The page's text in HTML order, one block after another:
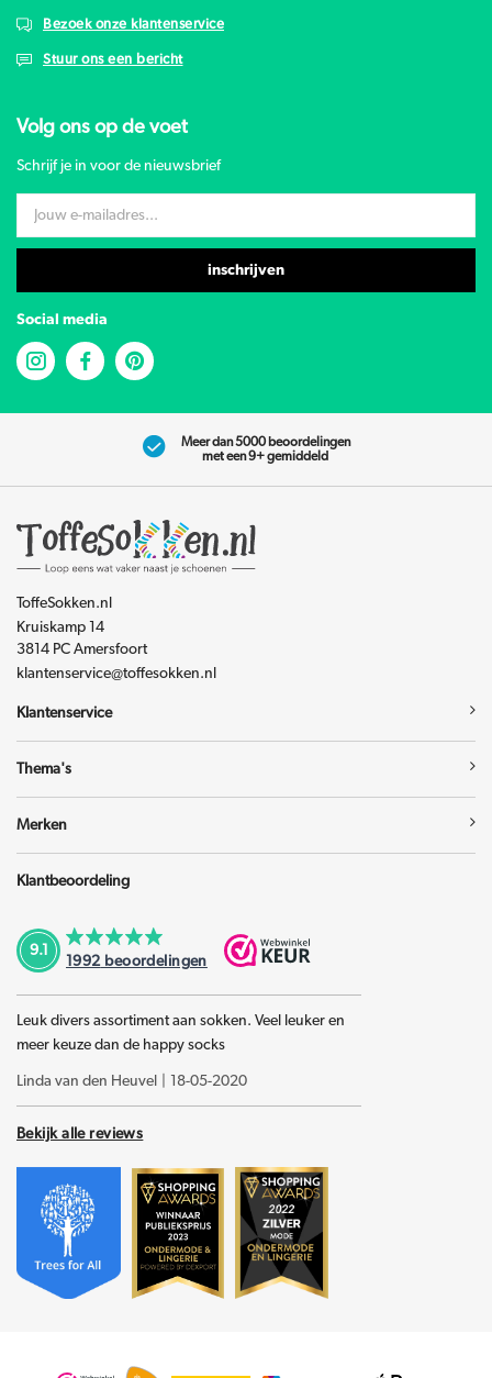
Bezoek onze klantenservice
Stuur ons een bericht
Volg ons op de voet
Schrijf je in voor de nieuwsbrief
inschrijven
Social media
Meer dan 5000 beoordelingen
met een 9+ gemiddeld
ToffeSokken.nl
Kruiskamp 14
3814 PC Amersfoort
klantenservice@toffesokken.nl
Klantenservice
Thema's
Merken
Klantbeoordeling
9.1
1992beoordelingen
Leuk divers assortiment aan sokken. Veel leuker en
meer keuze dan de happy socks
Linda van den Heuvel 18-05-2020
Bekijk alle reviews